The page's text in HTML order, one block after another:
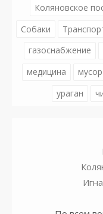
Коляновское
Собаки
газоснабжение
медицина
мусор
ураган